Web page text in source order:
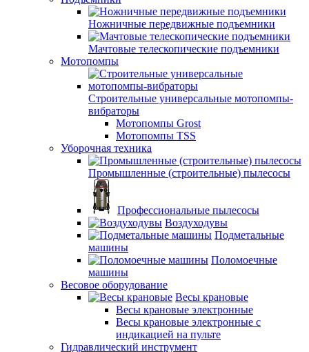
Ножничные передвижные подъемники
Мачтовые телескопические подъемники
Мотопомпы
Строительные универсальные мотопомпы-
вибраторы
Мотопомпы Grost
Мотопомпы TSS
Уборочная техника
Промышленные (строительные) пылесосы
Профессиональные пылесосы
Воздуходувы
Подметальные
машины
Поломоечные
машины
Весовое оборудование
Весы крановые
Весы крановые электронные
Весы крановые электронные с
индикацией на пульте
Гидравлический инструмент